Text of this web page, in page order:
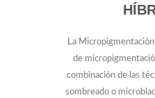
La
de
combinación de las
sombreado o